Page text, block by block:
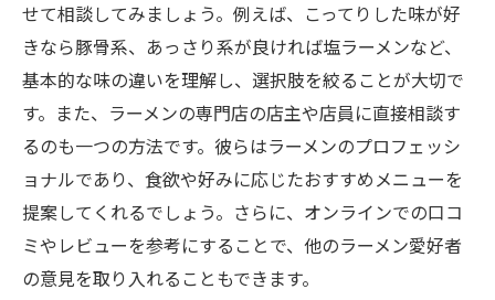
せて相談してみましょう。例えば、こってりした味が好
きなら豚骨系、あっさり系が良ければ塩ラーメンなど、
基本的な味の違いを理解し、選択肢を絞ることが大切で
す。また、ラーメンの専門店の店主や店員に直接相談す
るのも一つの方法です。彼らはラーメンのプロフェッシ
ョナルであり、食欲や好みに応じたおすすめメニューを
提案してくれるでしょう。さらに、オンラインでの口コ
ミやレビューを参考にすることで、他のラーメン愛好者
の意見を取り入れることもできます。